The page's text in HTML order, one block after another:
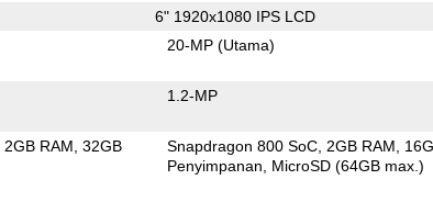
6" 1920x1080 IPS LCD
20-MP(Utama)
1.2-MP
2GB RAM 32GB
Snapdragon 800 SoC 2GB RAM
Penyimpanan
MicroSD (64GB max.)